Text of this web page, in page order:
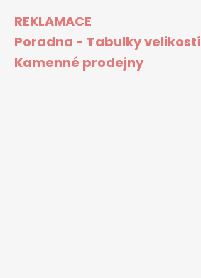
REKLAMACE
Poradna - Tabulky velikostí
Kamenné prodejny